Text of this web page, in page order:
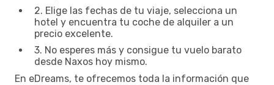
2. Elige las fechas de tu viaje, selecciona un
hotel y encuentra tu coche de alquiler a un
precio excelente.
3. No esperes más y consigue tu vuelo barato
desde Naxos hoy mismo.
En eDreams, te ofrecemos toda la información que